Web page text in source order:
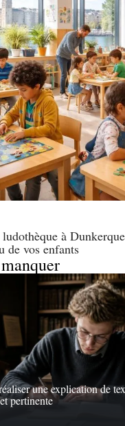
à
de vos enfants
une explication de
pertinente
Mentions légales